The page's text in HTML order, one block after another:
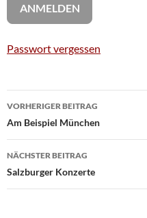
Passwort vergessen
Beitragsnavigation
VORHERIGER BEITRAG
Am Beispiel München
NÄCHSTER BEITRAG
Salzburger Konzerte